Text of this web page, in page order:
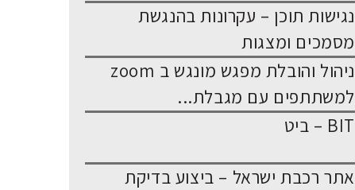
נגישות תוכן – עקרונות בהנגשת
מסמכים ומצגות
ניהול והובלת מפגש מונגש ב zoom
למשתתפים עם מגבלת...
BIT – ביט
אתר רכבת ישראל – ביצוע בדיקת